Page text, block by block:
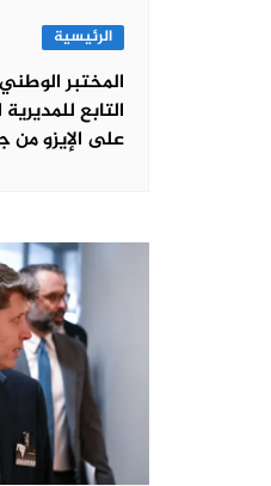
الرئيسية
المختبر
التابع
على الإيزو من